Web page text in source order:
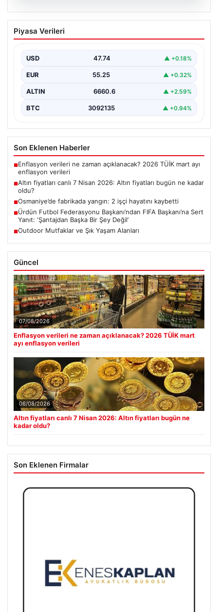
06.08.2026
Altın fiyatları canlı 7 Nisan 2026: Altın
fiyatları bugün ne kadar oldu?
“content”: “ Altın piyasası,…
Piyasa Verileri
USD 47.74 ▲ +0.18%
EUR 55.25 ▲ +0.32%
ALTIN 6660.6 ▲ +2.59%
BTC 3092135 ▲ +0.94%
Son Eklenen Haberler
■Enflasyon verileri ne zaman açıklanacak? 2026 TÜİK mart ayı
enflasyon verileri
■Altın fiyatları canlı 7 Nisan 2026: Altın fiyatları bugün ne kadar
oldu?
■Osmaniye’de fabrikada yangın: 2 işçi hayatını kaybetti
■Ürdün Futbol Federasyonu Başkanı’ndan FIFA Başkanı’na Sert
Yanıt: ‘Şantajdan Başka Bir Şey Değil’
■Outdoor Mutfaklar ve Şık Yaşam Alanları
Güncel
07/08/2026
Enflasyon verileri ne zaman açıklanacak? 2026 TÜİK mart
ayı enflasyon verileri
06/08/2026
Altın fiyatları canlı 7 Nisan 2026: Altın fiyatları bugün ne
kadar oldu?
Son Eklenen Firmalar